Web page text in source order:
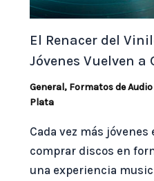
El Renacer del
Jóvenes Vuelven a
General, Formatos de Audio
Plata
Cada vez más
comprar discos en
una experiencia